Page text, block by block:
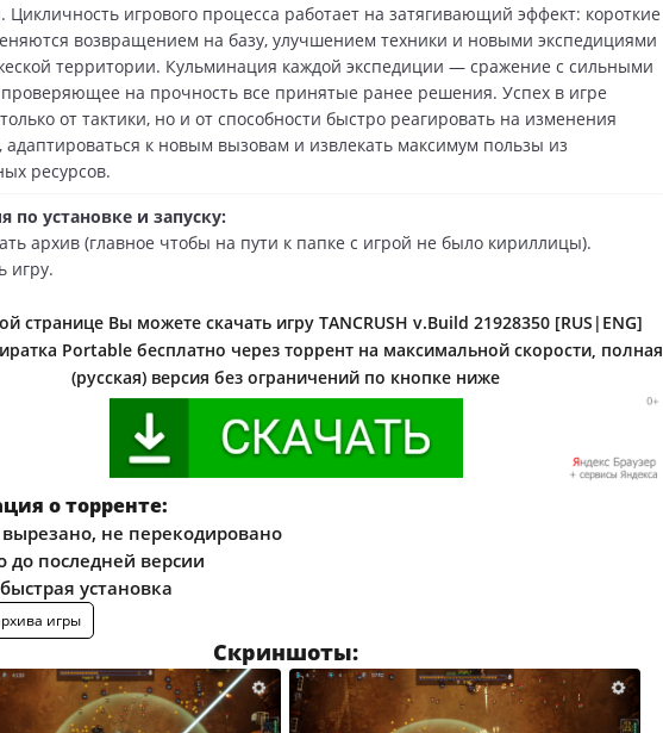
игрового процесса работает на затягивающий эффект: короткие
возвращением на базу, улучшением техники и новыми экспедициями
территории. Кульминация каждой экспедиции — сражение с сильными
проверяющее на прочность все принятые ранее решения. Успех в игре
от тактики, но и от способности быстро реагировать на изменения
адаптироваться к новым вызовам и извлекать максимум пользы из
ресурсов.
по установке и запуску:
архив (главное чтобы на пути к папке с игрой не было кириллицы).
игру.
странице Вы можете скачать игру TANCRUSH v.Build 21928350 [RUS|ENG]
Portable бесплатно через торрент на максимальной скорости, полная
(русская) версия без ограничений по кнопке ниже
о торренте:
не перекодировано
до последней версии
установка
игры
Скриншоты: